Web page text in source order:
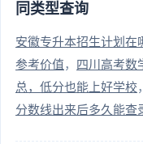
同类型查询
安徽专升本招生计划在
参考价值
四川高考数
总，低分也能上好学校
分数线出来后多久能查